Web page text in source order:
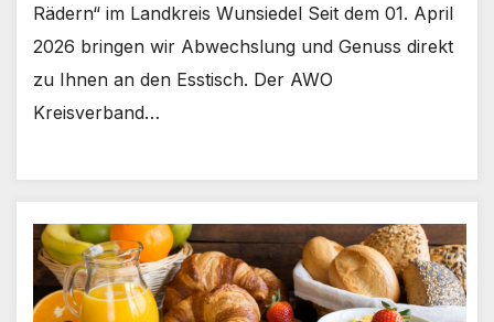
Rädern“ im Landkreis Wunsiedel Seit dem 01. April
2026 bringen wir Abwechslung und Genuss direkt
zu Ihnen an den Esstisch. Der AWO
Kreisverband…